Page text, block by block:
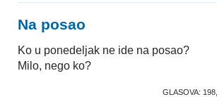
Na posao
Ko u ponedeljak ne ide na posao?
Milo, nego ko?
GLASOVA: 198